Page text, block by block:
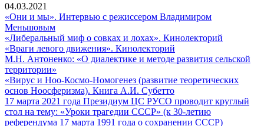
04.03.2021
«Они и мы». Интервью с режиссером Владимиром
Меньшовым«Они
и
мы».
Интервью
с
режиссером
Владимиром
Меньшовым
«Либеральный миф о совках и лохах». Кинолекторий
о
и
«Враги левого движения». Кинолекторий
левого
Кинолекторий
М.Н. Антоненко: «О диалектике и методе развития сельской
территории»
Антоненко:
«О
диалектике
и
методе
«Вирус и Ноо-Космо-Номогенез (развитие теоретических
основ Ноосферизма). Книга А.И. Субетто«Вирус
и
Ноо-
Космо-
17 марта 2021 года Президиум ЦС РУСО проводит круглый
стол на тему: «Уроки трагедии СССР» (к 30-летию
референдума 17 марта 1991 года о сохранении СССР)17